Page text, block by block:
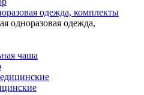
одежда, комплекты
одноразовая одежда,
чаша